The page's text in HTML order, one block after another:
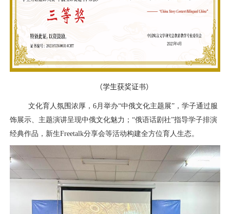
（学生获奖证书）
文化育人氛围浓厚，6月举办“中俄文化主题展”，学子通过服
饰展示、主题演讲呈现中俄文化魅力；“俄语话剧社”指导学子排演
经典作品，新生Freetalk分享会等活动构建全方位育人生态。